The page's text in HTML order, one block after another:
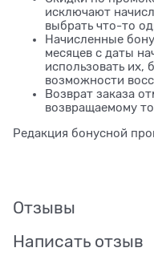
исключают
выбрать что-то
Начисленные
месяцев с даты
использовать их,
возможности
Возврат заказа
возвращаемому
Редакция бонусной
Отзывы
Написать отзыв